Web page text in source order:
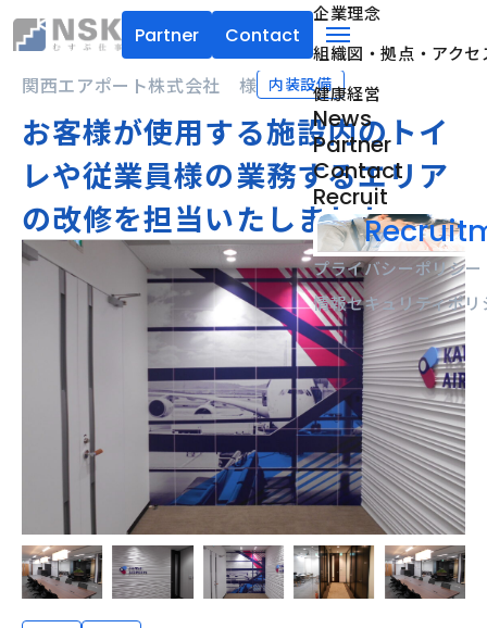
NSK株式会社
Partner Contact
menu
企業理念
組織図・拠点・アクセ
健康経営
News
Partner
Contact
Recruit
プライバシーポリシー
情報セキュリティポリ
関西エアポート株式会社 様 内装設備
お客様が使用する施設内のトイ
レや従業員様の業務するエリア
の改修を担当いたしました